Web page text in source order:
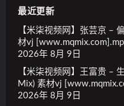
最近更新
【米柒视频网】张芸京 –
材vj
2026年 8月 9日
【米柒视频网】王富贵 –
Mix) 素材vj
2026年 8月 9日